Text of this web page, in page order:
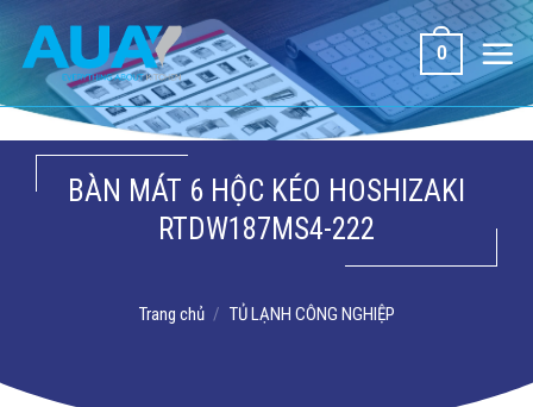
dung
0
BÀN MÁT 6 HỘC KÉO HOSHIZAKI
RTDW187MS4-222
Trang chủ / TỦ LẠNH CÔNG NGHIỆP